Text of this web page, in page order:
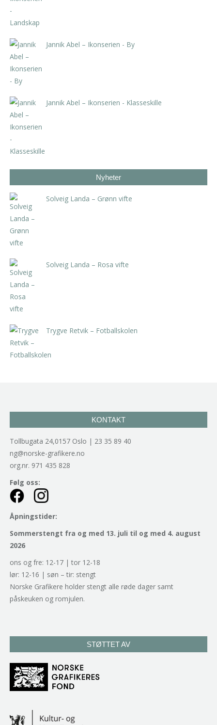
Jannik Abel – Ikonserien - By
Jannik Abel – Ikonserien - Klasseskille
Nyheter
Solveig Landa – Grønn vifte
Solveig Landa – Rosa vifte
Trygve Retvik – Fotballskolen
KONTAKT
Tollbugata 24,0157 Oslo | 23 35 89 40
ng@norske-grafikere.no
org.nr. 971 435 828
Følg oss:
Åpningstider:
Sommerstengt fra og med 13. juli til og med 4. august
2026
ons og fre: 12-17 | tor 12-18
lør: 12-16 | søn – tir: stengt
Norske Grafikere holder stengt alle røde dager samt
påskeuken og romjulen.
STØTTET AV